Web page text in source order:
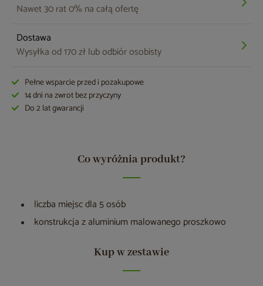
Nawet 30 rat 0% na całą ofertę
Dostawa
Wysyłka od 170 zł lub odbiór osobisty
Pełne wsparcie przed i pozakupowe
14 dni na zwrot bez przyczyny
Do 2 lat gwarancji
Co wyróżnia produkt?
liczba miejsc dla 5 osób
konstrukcja z aluminium malowanego proszkowo
Kup w zestawie